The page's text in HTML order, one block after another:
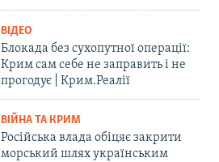
ВІДЕО
Блокада без сухопутної операції:
Крим сам себе не заправить і не
прогодує | Крим.Реалії
ВІЙНА ТА КРИМ
Російська влада обіцяє закрити
морський шлях українським